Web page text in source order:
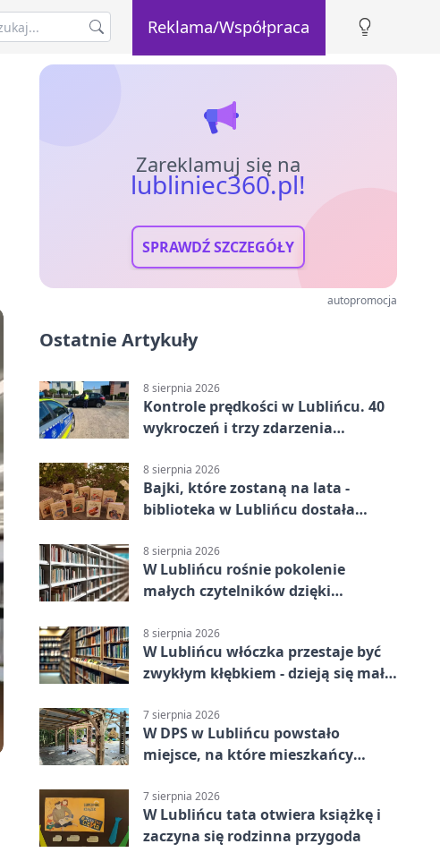
Reklama/Współpraca
Zareklamuj się na
lubliniec360.pl!
SPRAWDŹ SZCZEGÓŁY
autopromocja
Ostatnie Artykuły
8 sierpnia 2026
Kontrole prędkości w Lublińcu. 40
wykroczeń i trzy zdarzenia
8 sierpnia 2026
Bajki, które zostaną na lata -
biblioteka w Lublińcu dostała
8 sierpnia 2026
W Lublińcu rośnie pokolenie
małych czytelników dzięki
8 sierpnia 2026
W Lublińcu włóczka przestaje być
zwykłym kłębkiem - dzieją się małe
7 sierpnia 2026
W DPS w Lublińcu powstało
miejsce, na które mieszkańcy
7 sierpnia 2026
W Lublińcu tata otwiera książkę i
zaczyna się rodzinna przygoda